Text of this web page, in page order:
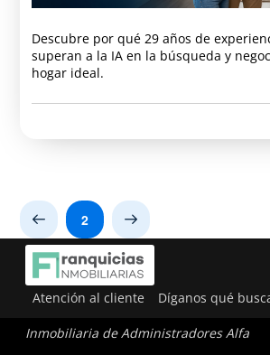
Descubre por qué 29 años de
superan a la IA en la búsqueda y
hogar ideal.
Prev 2 Next
Atención al cliente Díganos qué
Inmobiliaria de Administradores Alfa